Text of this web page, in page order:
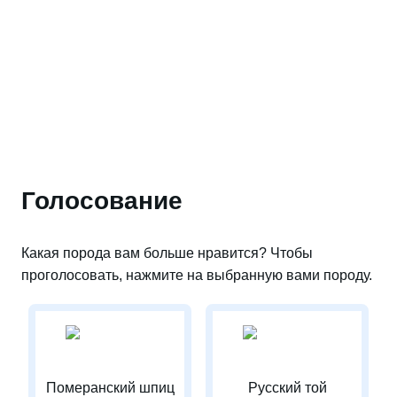
Голосование
Какая порода вам больше нравится? Чтобы
проголосовать, нажмите на выбранную вами породу.
Померанский шпиц Русский той